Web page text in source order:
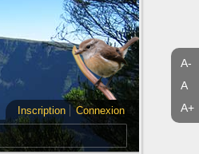
A-
A
A+
Inscription
Connexion